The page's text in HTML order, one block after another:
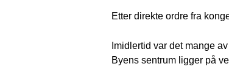
Etter direkte ordre fra
Imidlertid var det mange
Byens sentrum ligger på